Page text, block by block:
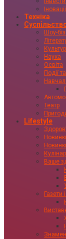
Іновації
Техніка
Шоу-
Наука
Освіта
Події
Театр
Lifestyle
Ваше
Газети